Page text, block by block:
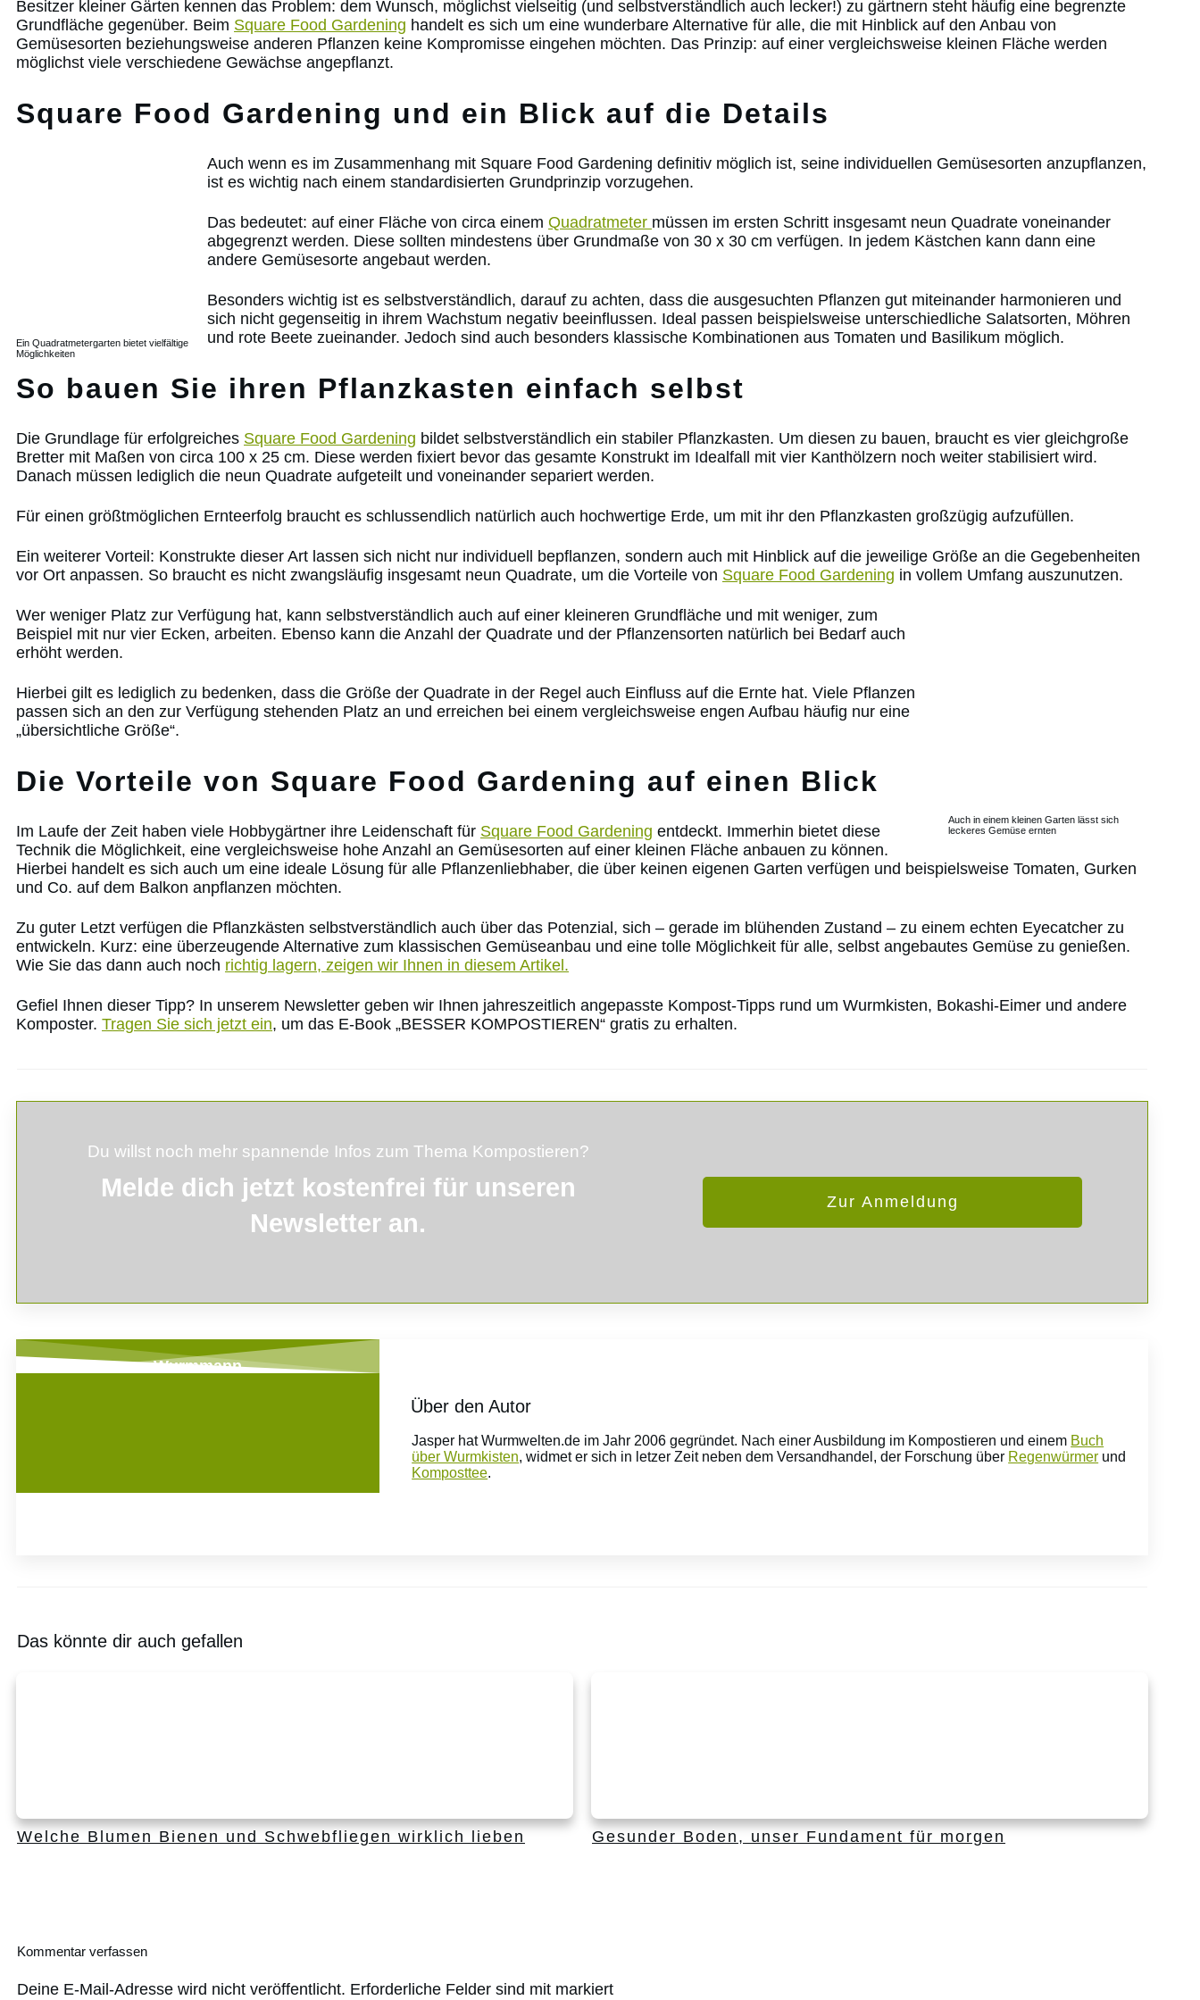
Besitzer kleiner Gärten kennen das Problem: dem Wunsch, möglichst vielseitig (und selbstverständlich auch lecker!) zu gärtnern steht häufig eine begrenzte
Grundfläche gegenüber. Beim Square Food Gardening handelt es sich um eine wunderbare Alternative für alle, die mit Hinblick auf den Anbau von
Gemüsesorten beziehungsweise anderen Pflanzen keine Kompromisse eingehen möchten. Das Prinzip: auf einer vergleichsweise kleinen Fläche werden
möglichst viele verschiedene Gewächse angepflanzt.
Square Food Gardening und ein Blick auf die Details
Ein Quadratmetergarten bietet vielfältige
Möglichkeiten
Auch wenn es im Zusammenhang mit Square Food Gardening definitiv möglich ist, seine individuellen Gemüsesorten anzupflanzen,
ist es wichtig nach einem standardisierten Grundprinzip vorzugehen.
Das bedeutet: auf einer Fläche von circa einem Quadratmeter müssen im ersten Schritt insgesamt neun Quadrate voneinander
abgegrenzt werden. Diese sollten mindestens über Grundmaße von 30 x 30 cm verfügen. In jedem Kästchen kann dann eine
andere Gemüsesorte angebaut werden.
Besonders wichtig ist es selbstverständlich, darauf zu achten, dass die ausgesuchten Pflanzen gut miteinander harmonieren und
sich nicht gegenseitig in ihrem Wachstum negativ beeinflussen. Ideal passen beispielsweise unterschiedliche Salatsorten, Möhren
und rote Beete zueinander. Jedoch sind auch besonders klassische Kombinationen aus Tomaten und Basilikum möglich.
So bauen Sie ihren Pflanzkasten einfach selbst
Die Grundlage für erfolgreiches Square Food Gardening bildet selbstverständlich ein stabiler Pflanzkasten. Um diesen zu bauen, braucht es vier gleichgroße
Bretter mit Maßen von circa 100 x 25 cm. Diese werden fixiert bevor das gesamte Konstrukt im Idealfall mit vier Kanthölzern noch weiter stabilisiert wird.
Danach müssen lediglich die neun Quadrate aufgeteilt und voneinander separiert werden.
Für einen größtmöglichen Ernteerfolg braucht es schlussendlich natürlich auch hochwertige Erde, um mit ihr den Pflanzkasten großzügig aufzufüllen.
Ein weiterer Vorteil: Konstrukte dieser Art lassen sich nicht nur individuell bepflanzen, sondern auch mit Hinblick auf die jeweilige Größe an die Gegebenheiten
vor Ort anpassen. So braucht es nicht zwangsläufig insgesamt neun Quadrate, um die Vorteile von Square Food Gardening in vollem Umfang auszunutzen.
Auch in einem kleinen Garten lässt sich
leckeres Gemüse ernten
Wer weniger Platz zur Verfügung hat, kann selbstverständlich auch auf einer kleineren Grundfläche und mit weniger, zum
Beispiel mit nur vier Ecken, arbeiten. Ebenso kann die Anzahl der Quadrate und der Pflanzensorten natürlich bei Bedarf auch
erhöht werden.
Hierbei gilt es lediglich zu bedenken, dass die Größe der Quadrate in der Regel auch Einfluss auf die Ernte hat. Viele Pflanzen
passen sich an den zur Verfügung stehenden Platz an und erreichen bei einem vergleichsweise engen Aufbau häufig nur eine
„übersichtliche Größe“.
Die Vorteile von Square Food Gardening auf einen Blick
Im Laufe der Zeit haben viele Hobbygärtner ihre Leidenschaft für Square Food Gardening entdeckt. Immerhin bietet diese
Technik die Möglichkeit, eine vergleichsweise hohe Anzahl an Gemüsesorten auf einer kleinen Fläche anbauen zu können.
Hierbei handelt es sich auch um eine ideale Lösung für alle Pflanzenliebhaber, die über keinen eigenen Garten verfügen und beispielsweise Tomaten, Gurken
und Co. auf dem Balkon anpflanzen möchten.
Zu guter Letzt verfügen die Pflanzkästen selbstverständlich auch über das Potenzial, sich – gerade im blühenden Zustand – zu einem echten Eyecatcher zu
entwickeln. Kurz: eine überzeugende Alternative zum klassischen Gemüseanbau und eine tolle Möglichkeit für alle, selbst angebautes Gemüse zu genießen.
Wie Sie das dann auch noch richtig lagern, zeigen wir Ihnen in diesem Artikel.
Gefiel Ihnen dieser Tipp? In unserem Newsletter geben wir Ihnen jahreszeitlich angepasste Kompost-Tipps rund um Wurmkisten, Bokashi-Eimer und andere
Komposter. Tragen Sie sich jetzt ein, um das E-Book „BESSER KOMPOSTIEREN“ gratis zu erhalten.
Du willst noch mehr spannende Infos zum Thema Kompostieren?
Melde dich jetzt kostenfrei für unseren
Newsletter an.
Zur Anmeldung
Wurmmann
Über den Autor
Jasper hat Wurmwelten.de im Jahr 2006 gegründet. Nach einer Ausbildung im Kompostieren und einem Buch
über Wurmkisten, widmet er sich in letzer Zeit neben dem Versandhandel, der Forschung über Regenwürmer und
Komposttee.
Das könnte dir auch gefallen
Welche Blumen Bienen und Schwebfliegen wirklich lieben Gesunder Boden, unser Fundament für morgen
Kommentar verfassen
Deine E-Mail-Adresse wird nicht veröffentlicht. Erforderliche Felder sind mit markiert